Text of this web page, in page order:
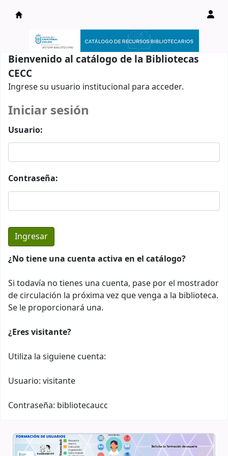
Catálogo en línea
Bienvenido al catálogo de la Bibliotecas
CECC
Ingrese su usuario institucional para acceder.
Iniciar sesión
Usuario:
Contraseña:
¿No tiene una cuenta activa en el catálogo?
Si todavía no tienes una cuenta, pase por el mostrador
de circulación la próxima vez que venga a la biblioteca.
Se le proporcionará una.
¿Eres visitante?
Utiliza la siguiene cuenta:
Usuario: visitante
Contraseña: bibliotecaucc